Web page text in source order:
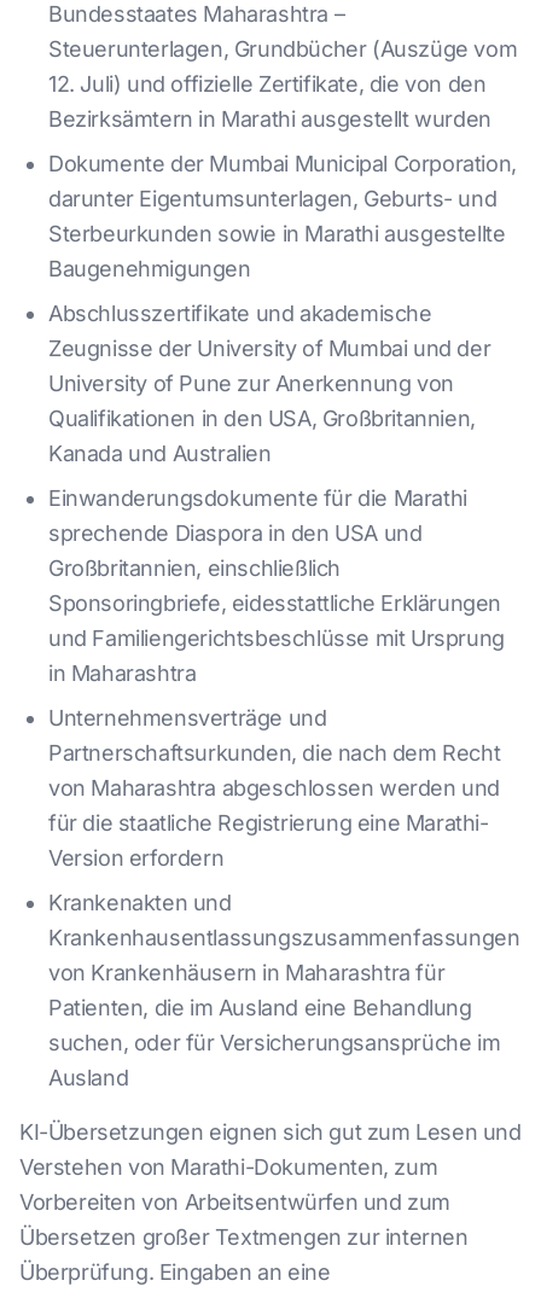
Bundesstaates Maharashtra –
Steuerunterlagen, Grundbücher (Auszüge vom
12. Juli) und offizielle Zertifikate, die von den
Bezirksämtern in Marathi ausgestellt wurden
Dokumente der Mumbai Municipal Corporation,
darunter Eigentumsunterlagen, Geburts- und
Sterbeurkunden sowie in Marathi ausgestellte
Baugenehmigungen
Abschlusszertifikate und akademische
Zeugnisse der University of Mumbai und der
University of Pune zur Anerkennung von
Qualifikationen in den USA, Großbritannien,
Kanada und Australien
Einwanderungsdokumente für die Marathi
sprechende Diaspora in den USA und
Großbritannien, einschließlich
Sponsoringbriefe, eidesstattliche Erklärungen
und Familiengerichtsbeschlüsse mit Ursprung
in Maharashtra
Unternehmensverträge und
Partnerschaftsurkunden, die nach dem Recht
von Maharashtra abgeschlossen werden und
für die staatliche Registrierung eine Marathi-
Version erfordern
Krankenakten und
Krankenhausentlassungszusammenfassungen
von Krankenhäusern in Maharashtra für
Patienten, die im Ausland eine Behandlung
suchen, oder für Versicherungsansprüche im
Ausland
KI-Übersetzungen eignen sich gut zum Lesen und
Verstehen von Marathi-Dokumenten, zum
Vorbereiten von Arbeitsentwürfen und zum
Übersetzen großer Textmengen zur internen
Überprüfung. Eingaben an eine